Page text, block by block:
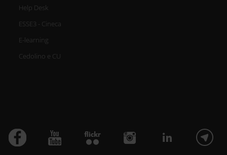
Help Desk
ESSE3 - Cineca
E-learning
Cedolino e CU